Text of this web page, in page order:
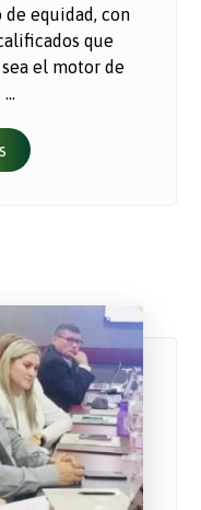
equidad, con
que
el motor de